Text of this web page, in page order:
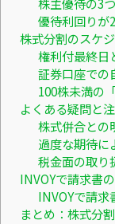
株主優待の3
優待利回りが
株式分割のスケ
権利付最終日
証券口座での
100株未満の
よくある疑問と
株式併合との
過度な期待に
税金面の取り
INVOYで請求書
INVOYで請求
まとめ：株式分